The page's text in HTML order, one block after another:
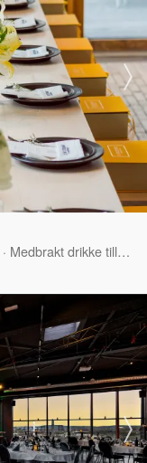
· Medbrakt drikke tillatt